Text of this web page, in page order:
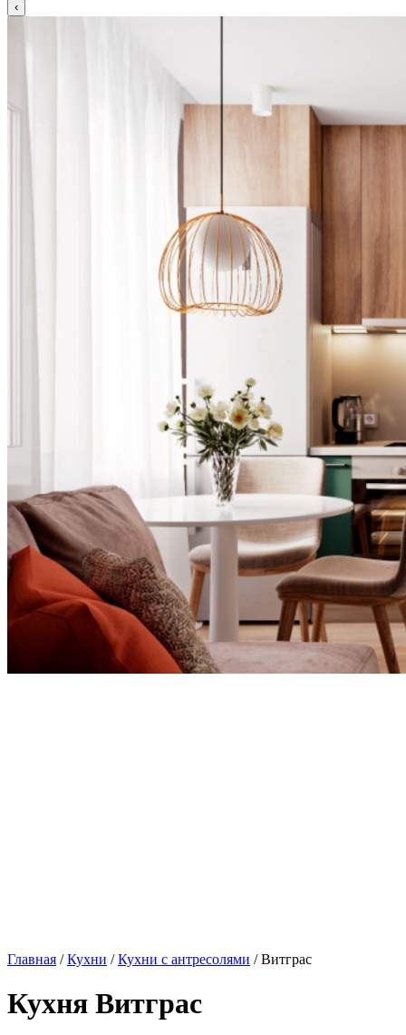
Главная /Кухни /Кухни с антресолями / Витграс
Кухня Витграс